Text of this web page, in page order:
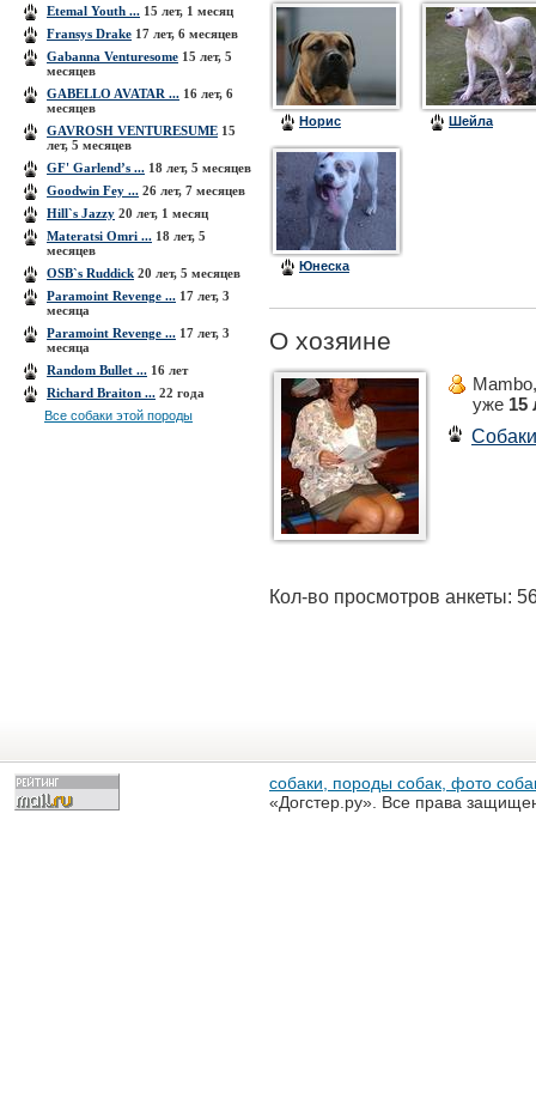
Etemal Youth ... 15 лет, 1 месяц
Fransys Drake 17 лет, 6 месяцев
Gabanna Venturesome 15 лет, 5
месяцев
GABELLO AVATAR ... 16 лет, 6
месяцев
GAVROSH VENTURESUME 15
лет, 5 месяцев
GF' Garlend’s ... 18 лет, 5 месяцев
Goodwin Fey ... 26 лет, 7 месяцев
Hill`s Jazzy 20 лет, 1 месяц
Materatsi Omri ... 18 лет, 5
месяцев
OSB`s Ruddick 20 лет, 5 месяцев
Paramoint Revenge ... 17 лет, 3
месяца
Paramoint Revenge ... 17 лет, 3
месяца
Random Bullet ... 16 лет
Richard Braiton ... 22 года
Все собаки этой породы
Норис Шейла
Юнеска
О хозяине
уже 15
Собаки
Кол-во просмотров анкеты:
собаки, породы собак, фото
«Догстер.ру». Все права